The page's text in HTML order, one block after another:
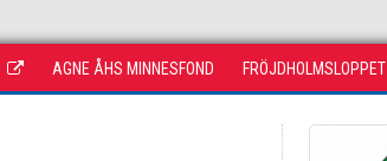
AGNE ÅHS MINNESFOND FRÖJDHOLMSLOPPET